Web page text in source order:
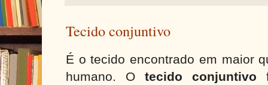
Tecido conjuntivo
É o tecido encontrado em maior
humano. O tecido conjuntivo